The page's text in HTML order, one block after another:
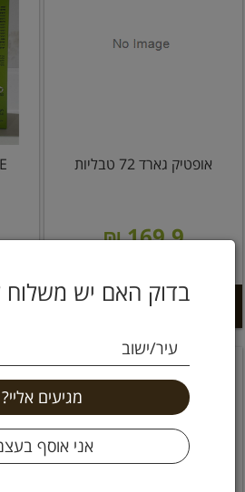
בדוק האם יש משלוח
עיר/ישוב
אופטיק גארד 72 טבליות
169.9 ₪
הוספה לסל +